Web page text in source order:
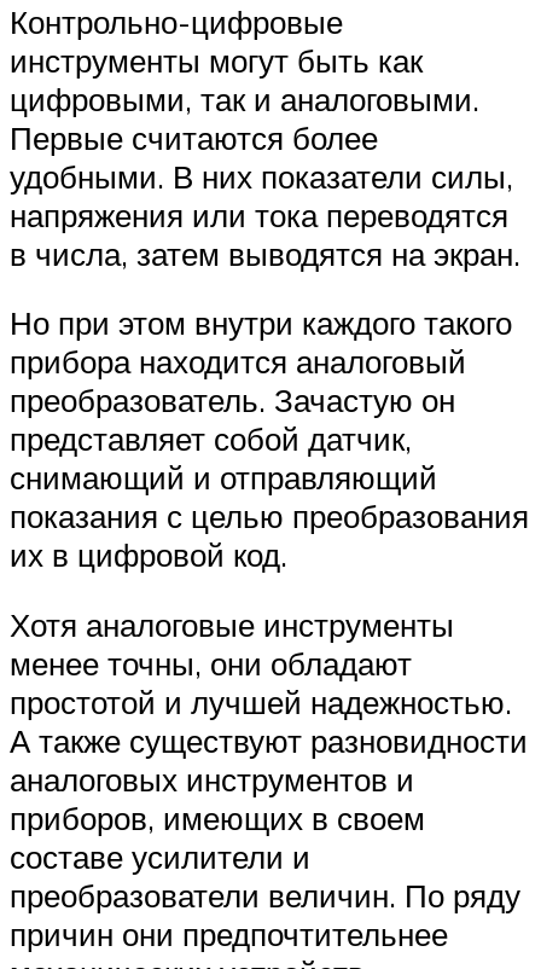
Контрольно-цифровые
инструменты могут быть как
цифровыми, так и аналоговыми.
Первые считаются более
удобными. В них показатели силы,
напряжения или тока переводятся
в числа, затем выводятся на экран.
Но при этом внутри каждого такого
прибора находится аналоговый
преобразователь. Зачастую он
представляет собой датчик,
снимающий и отправляющий
показания с целью преобразования
их в цифровой код.
Хотя аналоговые инструменты
менее точны, они обладают
простотой и лучшей надежностью.
А также существуют разновидности
аналоговых инструментов и
приборов, имеющих в своем
составе усилители и
преобразователи величин. По ряду
причин они предпочтительнее